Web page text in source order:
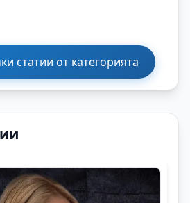
статии от категорията